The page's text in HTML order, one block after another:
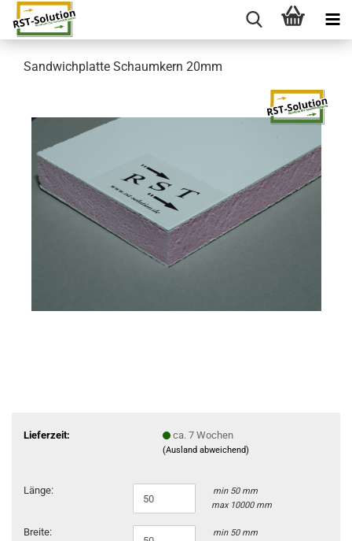
Sandwichplatte Schaumkern 20mm
Lieferzeit: ca. 7 Wochen
(Ausland abweichend)
Länge:
min 50 mm
max 10000 mm
Breite:
min 50 mm